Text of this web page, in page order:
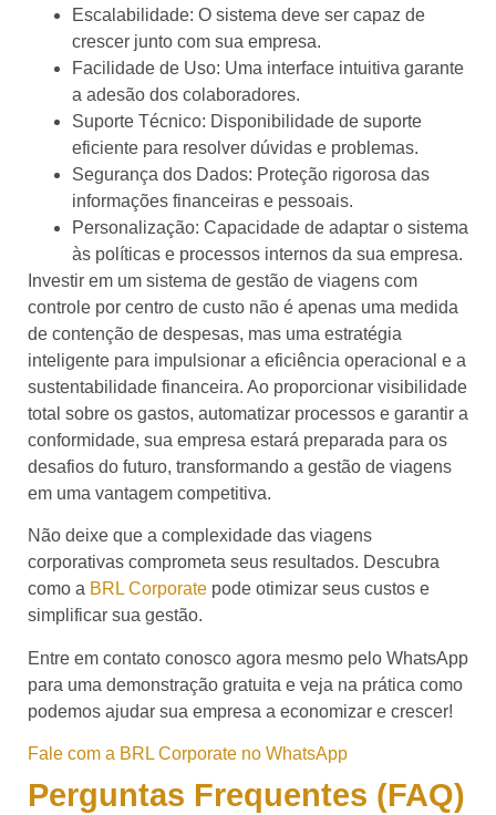
Escalabilidade: O sistema deve ser capaz de
crescer junto com sua empresa.
Facilidade de Uso: Uma interface intuitiva garante
a adesão dos colaboradores.
Suporte Técnico: Disponibilidade de suporte
eficiente para resolver dúvidas e problemas.
Segurança dos Dados: Proteção rigorosa das
informações financeiras e pessoais.
Personalização: Capacidade de adaptar o sistema
às políticas e processos internos da sua empresa.
Investir em um sistema de gestão de viagens com
controle por centro de custo não é apenas uma medida
de contenção de despesas, mas uma estratégia
inteligente para impulsionar a eficiência operacional e a
sustentabilidade financeira. Ao proporcionar visibilidade
total sobre os gastos, automatizar processos e garantir a
conformidade, sua empresa estará preparada para os
desafios do futuro, transformando a gestão de viagens
em uma vantagem competitiva.
Não deixe que a complexidade das viagens
corporativas comprometa seus resultados. Descubra
como a BRL Corporate pode otimizar seus custos e
simplificar sua gestão.
Entre em contato conosco agora mesmo pelo WhatsApp
para uma demonstração gratuita e veja na prática como
podemos ajudar sua empresa a economizar e crescer!
Fale com a BRL Corporate no WhatsApp
Perguntas Frequentes (FAQ)